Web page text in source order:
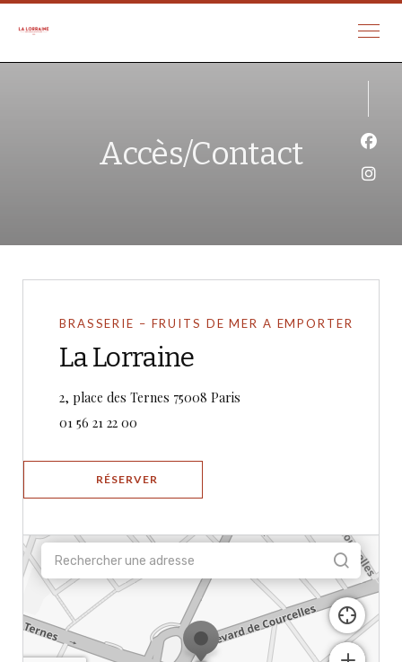
Accès/Contact
BRASSERIE – FRUITS DE MER A EMPORTER
La Lorraine
2, place des Ternes 75008 Paris
01 56 21 22 00
RÉSERVER